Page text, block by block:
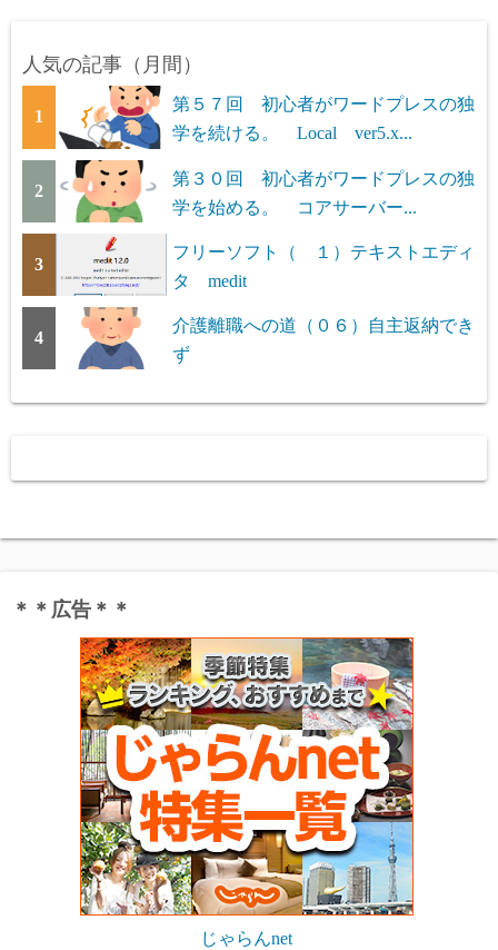
人気の記事（月間）
1
第５７回 初心者がワードプレスの独
学を続ける。 Local ver5.x...
2
第３０回 初心者がワードプレスの独
学を始める。 コアサーバー...
3
フリーソフト（ １）テキストエディ
タ medit
4
介護離職への道（０６）自主返納でき
ず
＊＊広告＊＊
じゃらんnet